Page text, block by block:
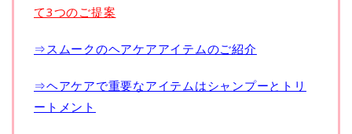
て3つのご提案
⇒スムークのヘアケアアイテムのご紹介
⇒ヘアケアで重要なアイテムはシャンプーとトリ
ートメント